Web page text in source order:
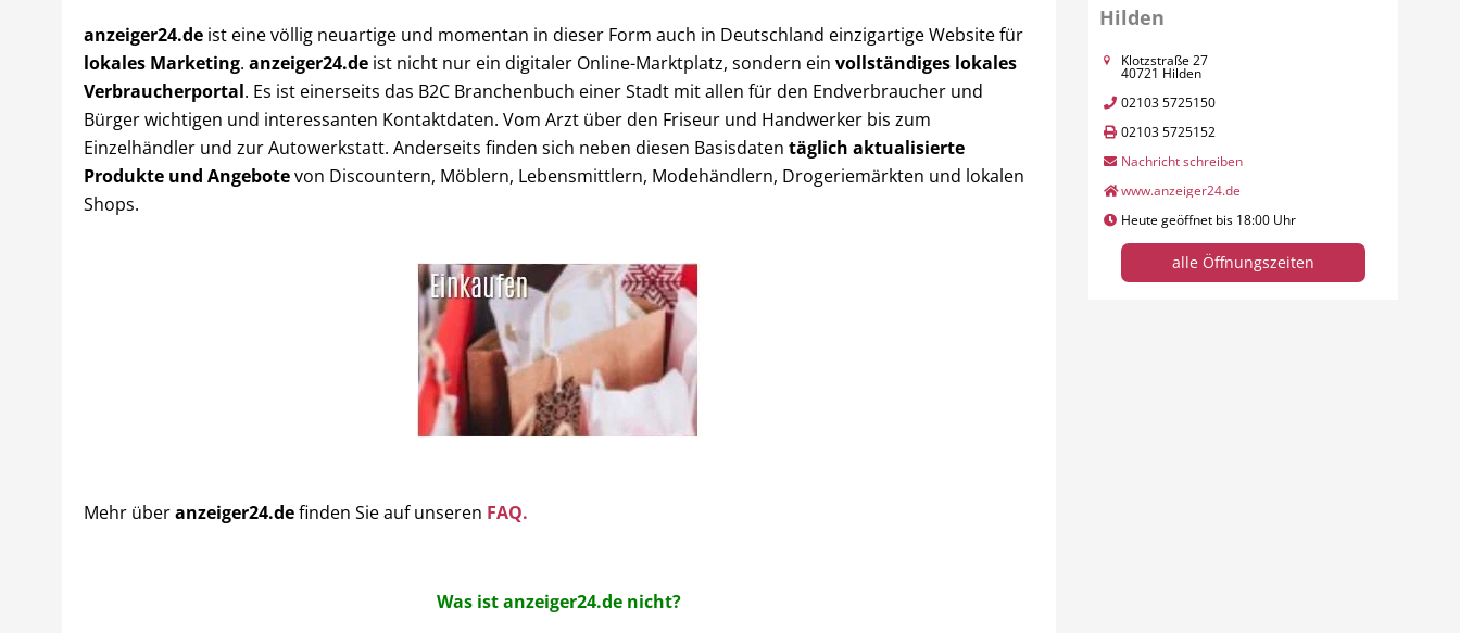
Hilden
Klotzstraße 27
40721 Hilden
02103 5725150
02103 5725152
Nachricht schreiben
www.anzeiger24.de
Heute geöffnet bis 18:00 Uhr
alle Öffnungszeiten
anzeiger24.de ist eine völlig neuartige und momentan in dieser Form auch in Deutschland einzigartige Website für
lokales Marketing. anzeiger24.de ist nicht nur ein digitaler Online-Marktplatz, sondern ein vollständiges lokales
Verbraucherportal. Es ist einerseits das B2C Branchenbuch einer Stadt mit allen für den Endverbraucher und
Bürger wichtigen und interessanten Kontaktdaten. Vom Arzt über den Friseur und Handwerker bis zum
Einzelhändler und zur Autowerkstatt. Anderseits finden sich neben diesen Basisdaten täglich aktualisierte
Produkte und Angebotevon Discountern, Möblern, Lebensmittlern, Modehändlern, Drogeriemärkten und lokalen
Shops.
Mehr überanzeiger24.definden Sie auf unseren FAQ.
Was ist anzeiger24.de nicht?